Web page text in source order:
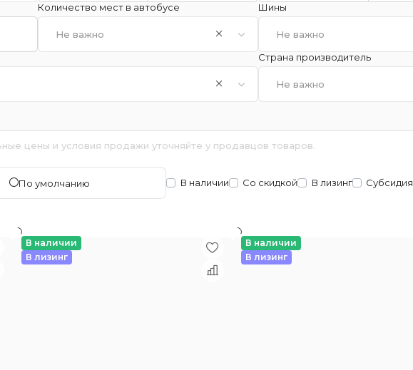
Количество мест в автобусе
Не важно
Шины
Не важно
Страна производитель
Не важно
цены и условия продажи уточняйте у продавцов товаров.
По умолчанию В наличии Со скидкой В лизинг Субсидия
В наличии
В лизинг
В наличии
В лизинг